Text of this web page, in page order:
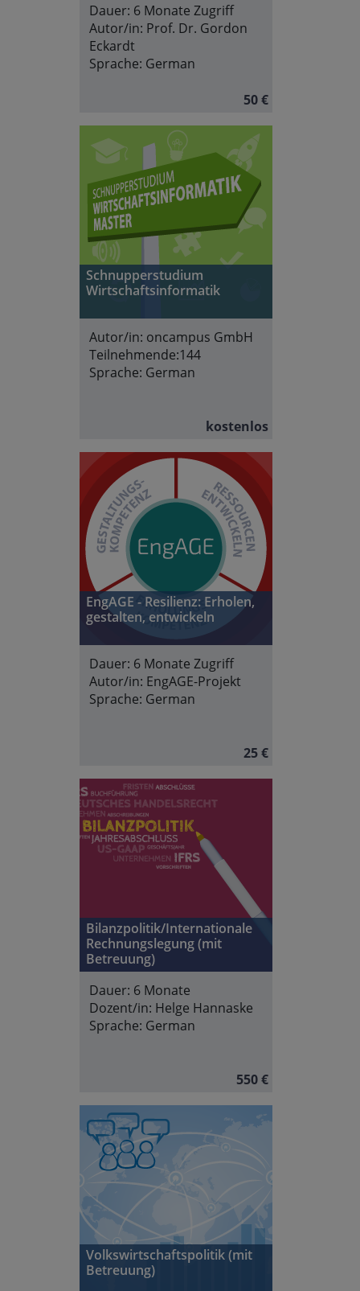
Dauer: 6 Monate Zugriff
Autor/in: Prof. Dr. Gordon
Eckardt
Sprache: German
50 €
Schnupperstudium
Wirtschaftsinformatik
Autor/in: oncampus GmbH
Teilnehmende:144
Sprache: German
kostenlos
EngAGE - Resilienz: Erholen,
gestalten, entwickeln
Dauer: 6 Monate Zugriff
Autor/in: EngAGE-Projekt
Sprache: German
25 €
Bilanzpolitik/Internationale
Rechnungslegung (mit
Betreuung)
Dauer: 6 Monate
Dozent/in: Helge Hannaske
Sprache: German
550 €
Volkswirtschaftspolitik (mit
Betreuung)